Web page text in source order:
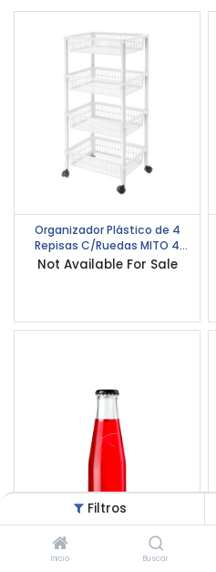
Filtros
Inicio Buscar
Organizador Plástico de 4
Repisas C/Ruedas MITO 4
TONTARELLI
Not Available For Sale
Aperitivo Analcohólico Bitter
Rosso SAN BENEDETTO